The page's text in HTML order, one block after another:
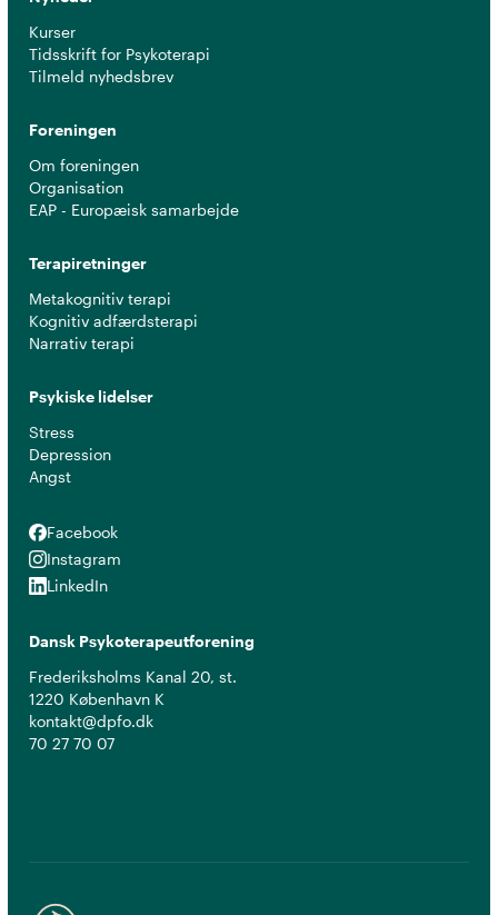
Kurser
Tidsskrift for Psykoterapi
Tilmeld nyhedsbrev
Foreningen
Om foreningen
Organisation
EAP - Europæisk samarbejde
Terapiretninger
Metakognitiv terapi
Kognitiv adfærdsterapi
Narrativ terapi
Psykiske lidelser
Stress
Depression
Angst
Facebook
Facebook
Instagram
Instagram
LinkedIn
LinkedIn
Dansk Psykoterapeutforening
Frederiksholms Kanal 20, st.
1220 København K
kontakt@dpfo.dk
70 27 70 07